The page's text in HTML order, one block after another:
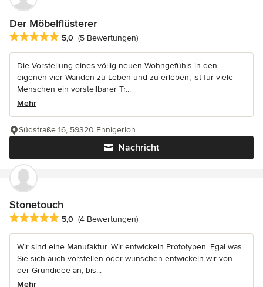
Der Möbelflüsterer
Durchschnittliche Bewertung: 5 von 5 Sternen
5,0 (5 Bewertungen)
Die Vorstellung eines völlig neuen Wohngefühls in den
eigenen vier Wänden zu Leben und zu erleben, ist für viele
Menschen ein vorstellbarer Tr...
Mehr
Nachricht
Südstraße 16, 59320 Ennigerloh
Stonetouch
Durchschnittliche Bewertung: 5 von 5 Sternen
5,0 (4 Bewertungen)
Wir sind eine Manufaktur. Wir entwickeln Prototypen. Egal was
Sie sich auch vorstellen oder wünschen entwickeln wir von
der Grundidee an, bis...
Mehr